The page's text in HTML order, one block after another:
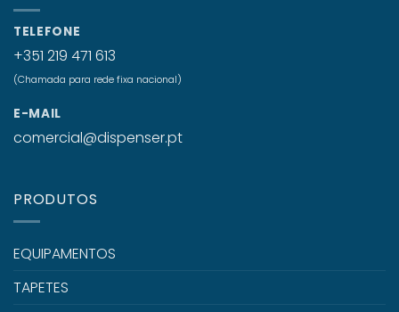
TELEFONE
+351 219 471 613
(Chamada para rede fixa nacional)
E-MAIL
comercial@dispenser.pt
PRODUTOS
EQUIPAMENTOS
TAPETES